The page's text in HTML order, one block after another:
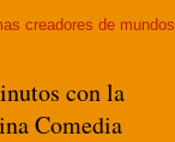
creadores de mundos
con la
Comedia